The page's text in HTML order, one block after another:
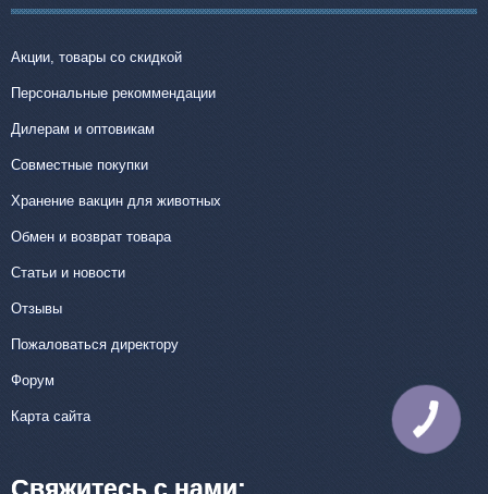
Акции, товары со скидкой
Персональные рекоммендации
Дилерам и оптовикам
Совместные покупки
Хранение вакцин для животных
Обмен и возврат товара
Статьи и новости
Отзывы
Пожаловаться директору
Форум
Карта сайта